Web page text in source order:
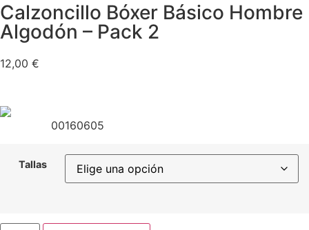
Calzoncillo Bóxer Básico Hombre
Algodón – Pack 2
12,00 €
00160605
Tallas